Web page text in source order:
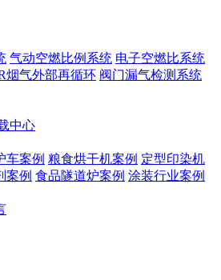
气动空燃比例系统 电子空燃比系统
烟气外部再循环 阀门漏气检测系统
中心
车案例 粮食烘干机案例 定型印染机
案例 食品隧道炉案例 涂装行业案例